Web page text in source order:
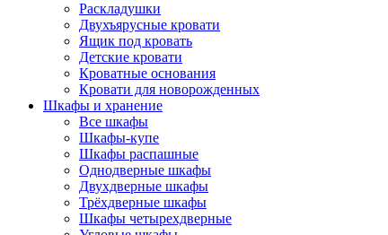
Раскладушки
Двухъярусные кровати
Ящик под кровать
Детские кровати
Кроватные основания
Кровати для новорожденных
Шкафы и хранение
Все шкафы
Шкафы-купе
Шкафы распашные
Однодверные шкафы
Двухдверные шкафы
Трёхдверные шкафы
Шкафы четырехдверные